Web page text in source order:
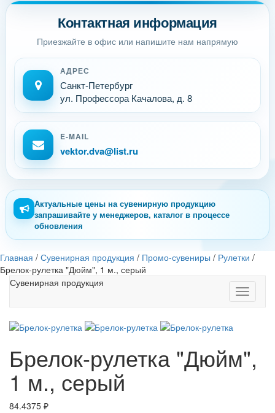
Контактная информация
Приезжайте в офис или напишите нам напрямую
АДРЕС
Санкт-Петербург
ул. Профессора Качалова, д. 8
E-MAIL
vektor.dva@list.ru
Актуальные цены на сувенирную продукцию
запрашивайте у менеджеров, каталог в процессе
обновления
Главная / Сувенирная продукция / Промо-сувениры / Рулетки /
Брелок-рулетка "Дюйм", 1 м., серый
Toggle
Сувенирная продукция
Брелок-рулетка "Дюйм",
1 м., серый
84.4375 ₽